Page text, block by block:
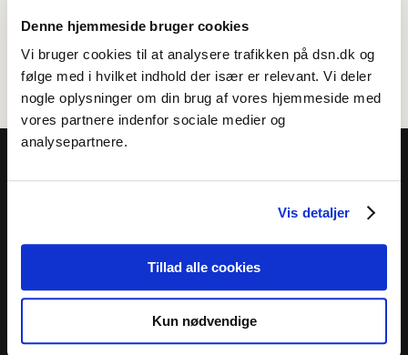
Denne hjemmeside bruger cookies
Vi bruger cookies til at analysere trafikken på dsn.dk og
følge med i hvilket indhold der især er relevant. Vi deler
nogle oplysninger om din brug af vores hjemmeside med
vores partnere indenfor sociale medier og
analysepartnere.
Vis detaljer
Tillad alle cookies
Kun nødvendige
Ansat ved Dansk Sprognævn siden august 2022.
E-mail: kam efterfulgt af @dsn.dk
Dansk Sprognævn
Sproglige spørgsmål:33 74 74 74
Andre henvendelser:33 74 74 00· adm@dsn.dk